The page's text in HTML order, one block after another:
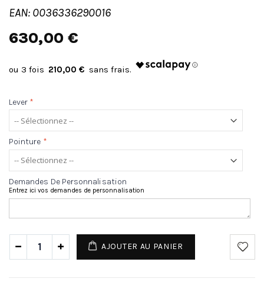
EAN: 0036336290016
630,00 €
210,00 €
Lever *
Pointure *
Demandes De Personnalisation
Entrez ici vos demandes de personnalisation
AJOUTER AU PANIER